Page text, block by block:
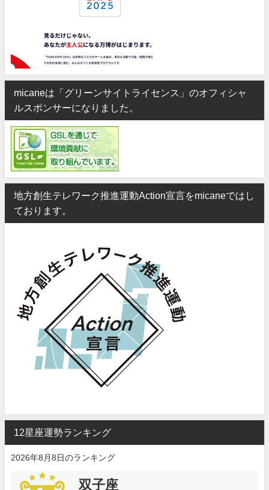
micaneは「グリーンサイトライセンス」のオフィシャ
ルスポンサーになりました。
地方創生テレワーク推進運動Action宣言をmicaneではし
ております。
12星座運勢ランキング
2026年8月8日のランキング
双子座